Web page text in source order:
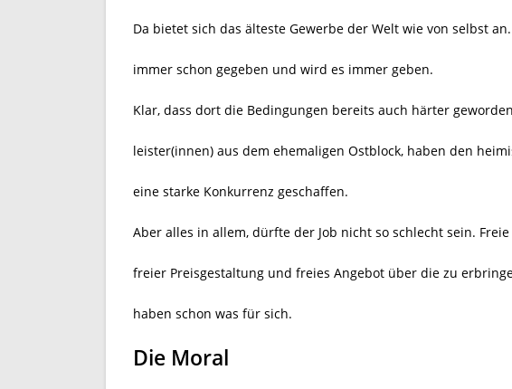
Da bietet sich das älteste Gewerbe der Welt wie von selbst
immer schon gegeben und wird es immer geben.
Klar, dass dort die Bedingungen bereits auch härter
leister(innen) aus dem ehemaligen Ostblock, haben den
eine starke Konkurrenz geschaffen.
Aber alles in allem, dürfte der Job nicht so schlecht sein.
freier Preisgestaltung und freies Angebot über die zu
haben schon was für sich.
Die Moral